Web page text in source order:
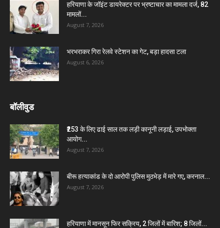
हरियाणा के जॉइंट डायरेक्टर पर भ्रष्टाचार का मामला दर्ज, 82
मामलों...
August 7, 2026
भरभराकर गिरा रेलवे स्टेशन का गेट, बड़ा हादसा टला
August 6, 2026
बॉलीवुड
₹253 के लिए ढाई साल तक लड़ी कानूनी लड़ाई, उपभोक्ता
आयोग...
August 7, 2026
बीरू हत्याकांड के दो आरोपी पुलिस मुठभेड़ में मारे गए, करनाल...
August 7, 2026
हरियाणा में मानसून फिर सक्रिय, 2 जिलों में बारिश; 8 जिलों...